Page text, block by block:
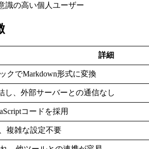
識の高い個人ユーザー
詳細
クでMarkdown形式に変換
し、外部サーバーとの通信なし
コードを採用
複雑な設定不要